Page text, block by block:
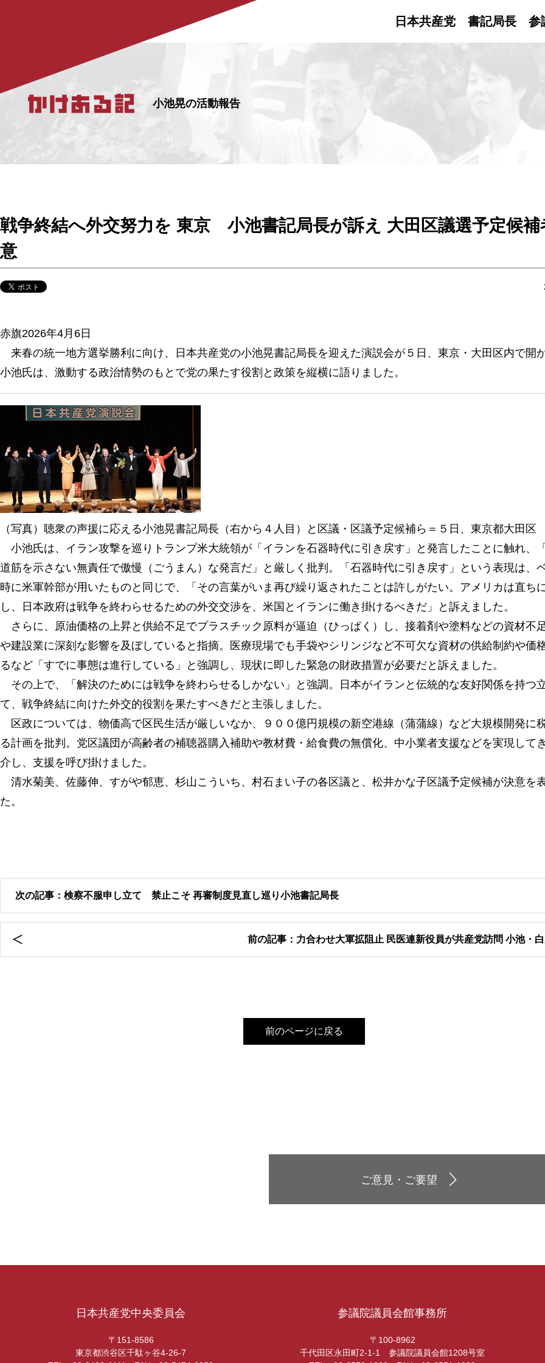
日本共産党 書記局長 参
小池晃の活動報告
戦争終結へ外交努力を 東京 小池書記局長が訴え 大田区議選予定候補
意
赤旗2026年4月6日
来春の統一地方選挙勝利に向け、日本共産党の小池晃書記局長を迎えた演説会が５日、東京・大田区内で開か
小池氏は、激動する政治情勢のもとで党の果たす役割と政策を縦横に語りました。
（写真）聴衆の声援に応える小池晃書記局長（右から４人目）と区議・区議予定候補ら＝５日、東京都大田区
小池氏は、イラン攻撃を巡りトランプ米大統領が「イランを石器時代に引き戻す」と発言したことに触れ、
道筋を示さない無責任で傲慢（ごうまん）な発言だ」と厳しく批判。「石器時代に引き戻す」という表現は、
時に米軍幹部が用いたものと同じで、「その言葉がいま再び繰り返されたことは許しがたい。アメリカは直ち
し、日本政府は戦争を終わらせるための外交交渉を、米国とイランに働き掛けるべきだ」と訴えました。
さらに、原油価格の上昇と供給不足でプラスチック原料が逼迫（ひっぱく）し、接着剤や塗料などの資材不
や建設業に深刻な影響を及ぼしていると指摘。医療現場でも手袋やシリンジなど不可欠な資材の供給制約や価
るなど「すでに事態は進行している」と強調し、現状に即した緊急の財政措置が必要だと訴えました。
その上で、「解決のためには戦争を終わらせるしかない」と強調。日本がイランと伝統的な友好関係を持つ
て、戦争終結に向けた外交的役割を果たすべきだと主張しました。
区政については、物価高で区民生活が厳しいなか、９００億円規模の新空港線（蒲蒲線）など大規模開発に
る計画を批判。党区議団が高齢者の補聴器購入補助や教材費・給食費の無償化、中小業者支援などを実現して
介し、支援を呼び掛けました。
清水菊美、佐藤伸、すがや郁恵、杉山こういち、村石まい子の各区議と、松井かな子区議予定候補が決意を
た。
次の記事：検察不服申し立て 禁止こそ 再審制度見直し巡り小池書記局長
前の記事：力合わせ大軍拡阻止 民医連新役員が共産党訪問 小池・
前のページに戻る
ご意見・ご要望
日本共産党中央委員会
〒151-8586
東京都渋谷区千駄ヶ谷4-26-7
参議院議員会館事務所
〒100-8962
千代田区永田町2-1-1 参議院議員会館1208号室